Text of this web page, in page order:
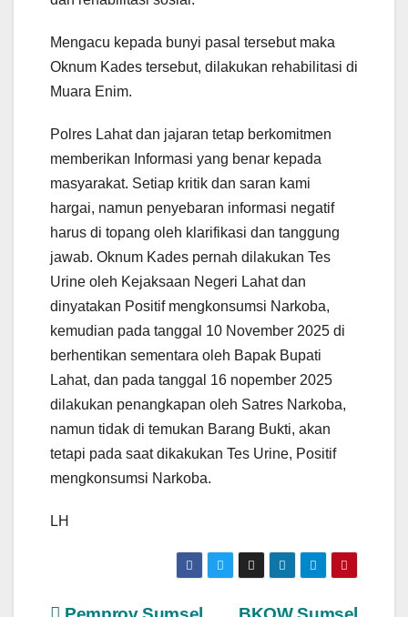
Mengacu kepada bunyi pasal tersebut maka
Oknum Kades tersebut, dilakukan rehabilitasi di
Muara Enim.
Polres Lahat dan jajaran tetap berkomitmen
memberikan Informasi yang benar kepada
masyarakat. Setiap kritik dan saran kami
hargai, namun penyebaran informasi negatif
harus di topang oleh klarifikasi dan tanggung
jawab. Oknum Kades pernah dilakukan Tes
Urine oleh Kejaksaan Negeri Lahat dan
dinyatakan Positif mengkonsumsi Narkoba,
kemudian pada tanggal 10 November 2025 di
berhentikan sementara oleh Bapak Bupati
Lahat, dan pada tanggal 16 nopember 2025
dilakukan penangkapan oleh Satres Narkoba,
namun tidak di temukan Barang Bukti, akan
tetapi pada saat dikakukan Tes Urine, Positif
mengkonsumsi Narkoba.
LH